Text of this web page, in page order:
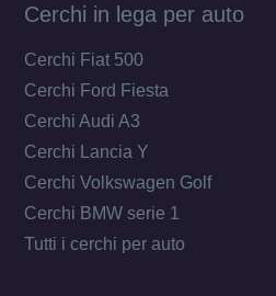
Cerchi in lega per auto
Cerchi Fiat 500
Cerchi Ford Fiesta
Cerchi Audi A3
Cerchi Lancia Y
Cerchi Volkswagen Golf
Cerchi BMW serie 1
Tutti i cerchi per auto